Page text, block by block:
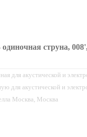
струна,
для акустической и
для акустической и
Москва, Москва